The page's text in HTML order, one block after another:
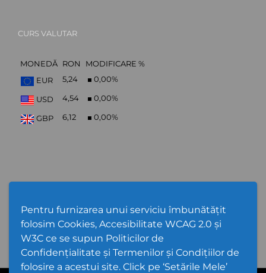
Pentru furnizarea unui serviciu îmbunătățit
folosim Cookies, Accesibilitate WCAG 2.0 și
W3C ce se supun Politicilor de
Confidențialitate și Termenilor și Condițiilor de
folosire a acestui site. Click pe ‘Setările Mele’
CURS VALUTAR
MONEDĂ RON
MODIFICARE %
EUR
5,24 0,00%
USD 4,54 0,00%
GBP 6,12 0,00%